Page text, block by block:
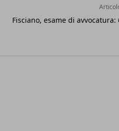
Fisciano, esame di avvocatura: